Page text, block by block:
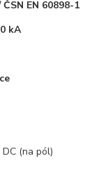
EN 60898-1
kA
(na pól)